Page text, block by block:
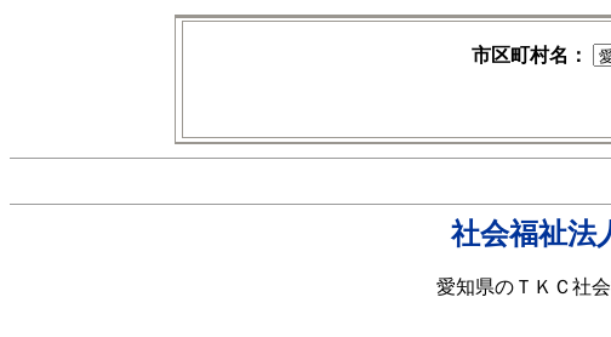
市区町村名：
社会福祉法
愛知県のＴＫＣ社